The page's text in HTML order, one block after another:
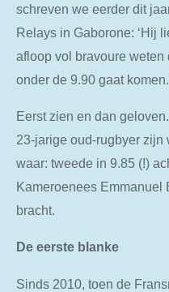
schreven we eerder dit
Relays in Gaborone: ‘Hij
afloop vol bravoure
onder de 9.90 gaat
Eerst zien en dan
23-jarige oud-rugbyer zijn
waar: tweede in 9.85 (!)
Kameroenees Emmanuel
bracht.
De eerste blanke
Sinds 2010, toen de